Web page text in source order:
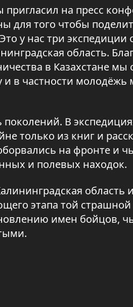
на пресс
для того чтобы
у нас три экспедиции
область.
в Казахстане мы
и в частности молодёжь
В
только из книг и
на фронте и
и полевых находок.
область
этапа той
имен бойцов,